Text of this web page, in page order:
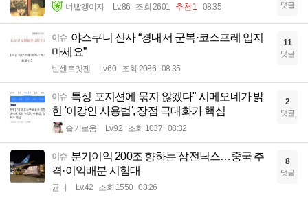
너빨갱이지 Lv.86 조회 2601 추천 1 08:35 댓글
이슈 야스쿠니 신사 “경내서 군복·코스프레 입지
마세요”
빈센트멧젠 Lv.60 조회 2086 08:35
11
댓글
이슈 특정 포지션에 묶지 않겠다" 시메오네가 밝
힌 '이강인 사용법', 장점 극대화가 핵심
슬기로움 Lv.92 조회 1037 08:32
2
댓글
이슈 분기이익 200조 향하는 삼전닉스…중국 추
격·이익배분 시험대
균터 Lv.42 조회 1550 08:26
8
댓글